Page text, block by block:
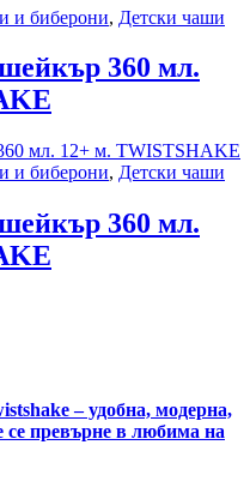
и биберони, Детски чаши
360 мл.
и биберони, Детски чаши
360 мл.
– удобна, модерна,
се превърне в любима на